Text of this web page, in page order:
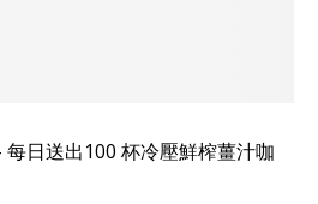
日送出100 杯冷壓鮮榨薑汁咖